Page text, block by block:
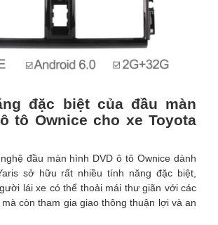
đặc biệt của đầu màn
tô Ownice cho xe Toyota
đầu màn hình DVD ô tô Ownice dành
sở hữu rất nhiều tính năng đặc biệt,
lái xe có thể thoải mái thư giãn với các
còn tham gia giao thông thuận lợi và an